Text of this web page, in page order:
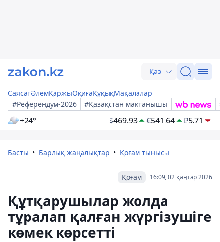
Қаз
СаясатӘлемҚаржыОқиғаҚұқықМақалалар
#Референдум-2026
#Қазақстан мақтанышы
+24° $469.93 €541.64 ₽5.71
Басты Барлық жаңалықтар Қоғам тынысы
16:09, 02 қаңтар 2026
Қоғам
Құтқарушылар жолда
тұралап қалған жүргізушіге
көмек көрсетті